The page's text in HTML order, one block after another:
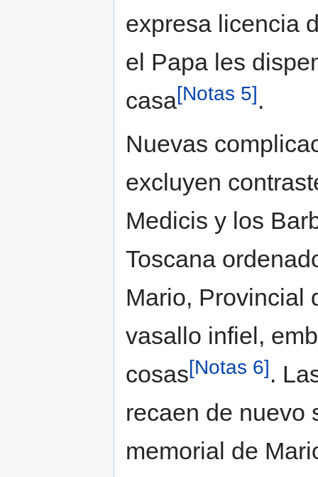
expresa licencia
el Papa les
casa[Notas 5].
Nuevas
excluyen
Medicis y los
Toscana
Mario, Provincial
vasallo infiel,
cosas[Notas 6].
recaen de nuevo
memorial de